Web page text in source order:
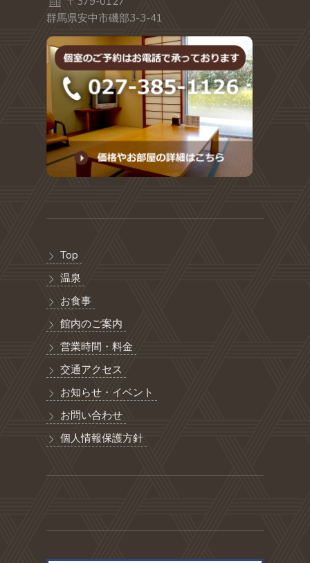
群馬県安中市磯部3-3-41
Top
温泉
お食事
館内のご案内
営業時間・料金
交通アクセス
お知らせ・イベント
お問い合わせ
個人情報保護方針